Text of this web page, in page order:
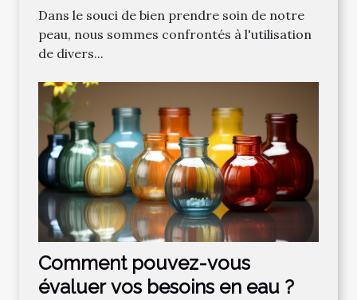
Dans le souci de bien prendre soin de notre
peau, nous sommes confrontés à l'utilisation
de divers...
Comment pouvez-vous
évaluer vos besoins en eau ?